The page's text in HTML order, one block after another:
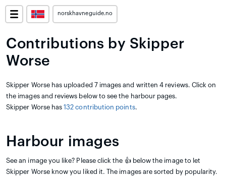
norskhavneguide.no
Contributions by Skipper
Worse
Skipper Worse has uploaded 7 images and written 4 reviews. Click on
the images and reviews below to see the harbour pages.
Skipper Worse has132 contribution points.
Harbour images
See an image you like? Please click the 👍 below the image to let
Skipper Worse know you liked it. The images are sorted by popularity.